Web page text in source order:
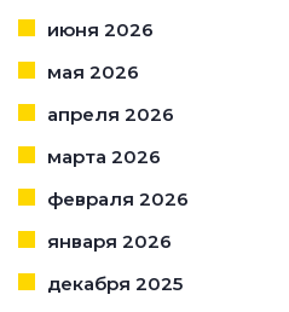
июня 2026
мая 2026
апреля 2026
марта 2026
февраля 2026
января 2026
декабря 2025